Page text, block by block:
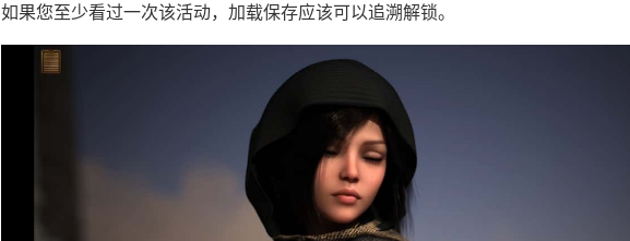
如果您至少看过一次该活动，加载保存应该可以追溯解锁。